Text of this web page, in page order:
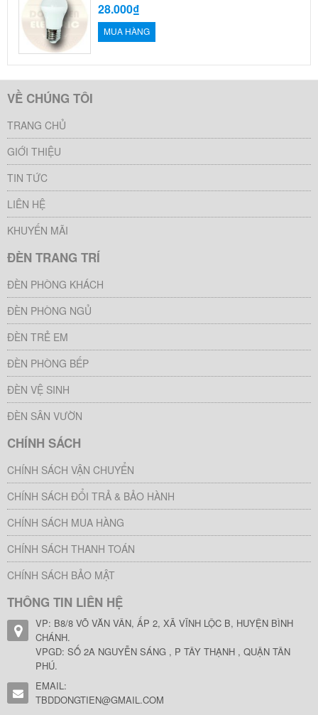
28.000₫
MUA HÀNG
VỀ CHÚNG TÔI
TRANG CHỦ
GIỚI THIỆU
TIN TỨC
LIÊN HỆ
KHUYẾN MÃI
ĐÈN TRANG TRÍ
ĐÈN PHÒNG KHÁCH
ĐÈN PHÒNG NGỦ
ĐÈN TRẺ EM
ĐÈN PHÒNG BẾP
ĐÈN VỆ SINH
ĐÈN SÂN VƯỜN
CHÍNH SÁCH
CHÍNH SÁCH VẬN CHUYỂN
CHÍNH SÁCH ĐỔI TRẢ & BẢO HÀNH
CHÍNH SÁCH MUA HÀNG
CHÍNH SÁCH THANH TOÁN
CHÍNH SÁCH BẢO MẬT
THÔNG TIN LIÊN HỆ
VP: B8/8 VÕ VĂN VÂN, ẤP 2, XÃ VĨNH LỘC B, HUYỆN BÌNH
CHÁNH.
VPGD: SỐ 2A NGUYỄN SÁNG , P TÂY THẠNH , QUẬN TÂN
PHÚ.
EMAIL:
TBDDONGTIEN@GMAIL.COM